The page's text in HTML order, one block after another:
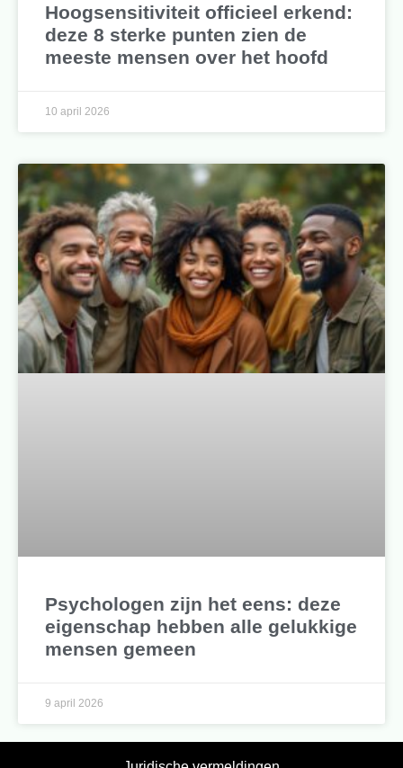
Hoogsensitiviteit officieel erkend:
deze 8 sterke punten zien de
meeste mensen over het hoofd
10 april 2026
Psychologen zijn het eens: deze
eigenschap hebben alle gelukkige
mensen gemeen
9 april 2026